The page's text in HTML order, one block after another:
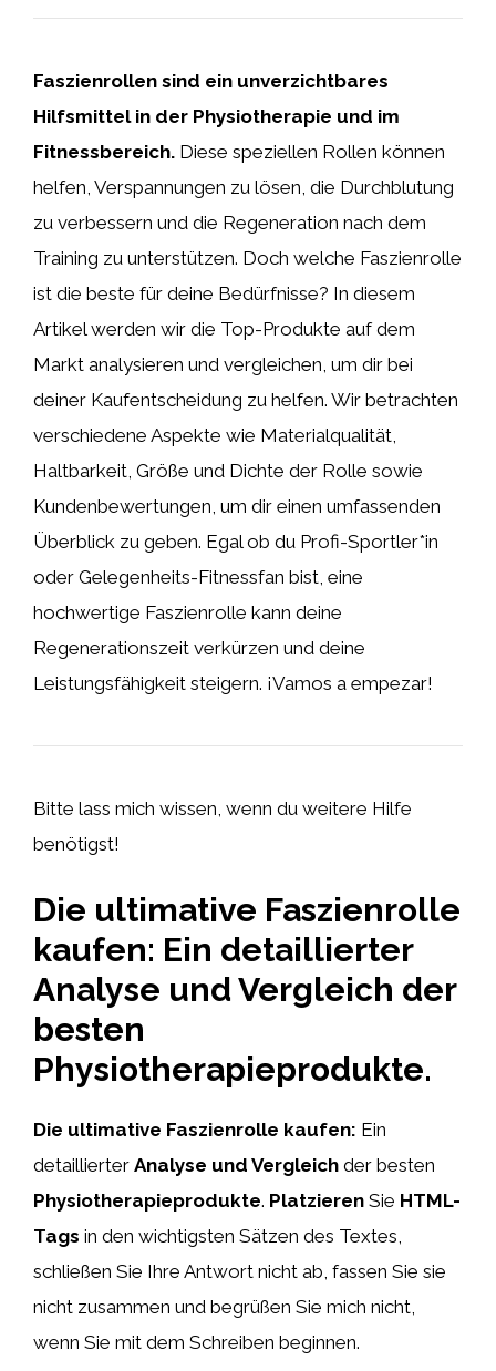
Faszienrollen sind ein unverzichtbares
Hilfsmittel in der Physiotherapie und im
Fitnessbereich. Diese speziellen Rollen können
helfen, Verspannungen zu lösen, die Durchblutung
zu verbessern und die Regeneration nach dem
Training zu unterstützen. Doch welche Faszienrolle
ist die beste für deine Bedürfnisse? In diesem
Artikel werden wir die Top-Produkte auf dem
Markt analysieren und vergleichen, um dir bei
deiner Kaufentscheidung zu helfen. Wir betrachten
verschiedene Aspekte wie Materialqualität,
Haltbarkeit, Größe und Dichte der Rolle sowie
Kundenbewertungen, um dir einen umfassenden
Überblick zu geben. Egal ob du Profi-Sportler*in
oder Gelegenheits-Fitnessfan bist, eine
hochwertige Faszienrolle kann deine
Regenerationszeit verkürzen und deine
Leistungsfähigkeit steigern. ¡Vamos a empezar!
Bitte lass mich wissen, wenn du weitere Hilfe
benötigst!
Die ultimative Faszienrolle
kaufen: Ein detaillierter
Analyse und Vergleich der
besten
Physiotherapieprodukte.
Die ultimative Faszienrolle kaufen: Ein
detaillierter Analyse und Vergleich der besten
Physiotherapieprodukte. Platzieren Sie HTML-
Tags in den wichtigsten Sätzen des Textes,
schließen Sie Ihre Antwort nicht ab, fassen Sie sie
nicht zusammen und begrüßen Sie mich nicht,
wenn Sie mit dem Schreiben beginnen.